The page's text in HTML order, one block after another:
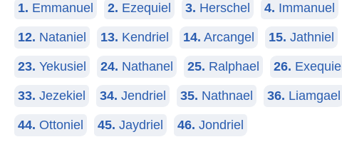
1. Emmanuel 2. Ezequiel 3. Herschel 4. Immanuel
12. Nataniel 13. Kendriel 14. Arcangel 15. Jathniel
23. Yekusiel 24. Nathanel 25. Ralphael 26. Exequiel
33. Jezekiel 34. Jendriel 35. Nathnael 36. Liamgael
44. Ottoniel 45. Jaydriel 46. Jondriel